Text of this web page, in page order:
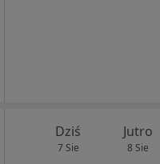
Dziś
7 Sie
Jutro
8 Sie